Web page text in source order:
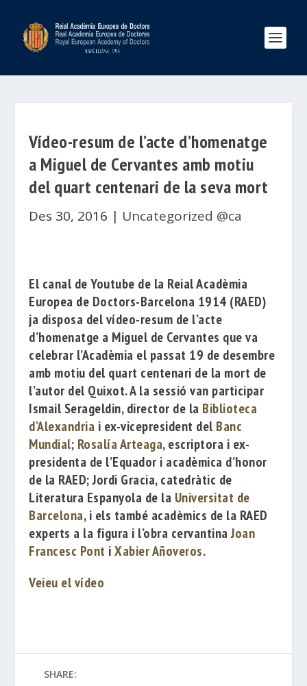
Vídeo-resum de l’acte d’homenatge
a Miguel de Cervantes amb motiu
del quart centenari de la seva mort
Des 30, 2016 | Uncategorized @ca
El canal de Youtube de la Reial Acadèmia
Europea de Doctors-Barcelona 1914 (RAED)
ja disposa del vídeo-resum de l’acte
d’homenatge a Miguel de Cervantes que va
celebrar l’Acadèmia el passat 19 de desembre
amb motiu del quart centenari de la mort de
l’autor del Quixot. A la sessió van participar
Ismail Serageldin, director de la Biblioteca
d’Alexandria i ex-vicepresident del Banc
Mundial; Rosalía Arteaga, escriptora i ex-
presidenta de l’Equador i acadèmica d’honor
de la RAED;Jordi Gracia, catedràtic de
Literatura Espanyola de la Universitat de
Barcelona, i els també acadèmics de la RAED
experts a la figura i l’obra cervantinaJoan
Francesc Pont iXabier Añoveros.
Veieu el vídeo
SHARE: